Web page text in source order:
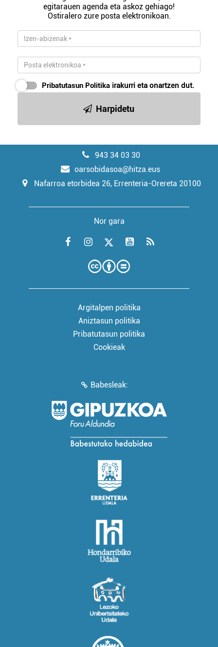
egitarauen agenda eta askoz gehiago!
Ostiralero zure posta elektronikoan.
Pribatutasun Politika irakurri eta onartzen dut.
Harpidetu
943 34 03 30
oarsobidasoa@hitza.eus
Nafarroa etorbidea 26, Errenteria-Orereta 20100
Nor gara
Argitalpen politika
Aniztasun politika
Pribatutasun politika
Cookieak
Babesleak: